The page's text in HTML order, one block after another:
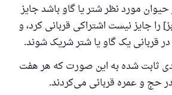
حیوان مورد نظر شتر یا گاو باشد جایز
را جایز نیست اشتراکی قربانی کرد، و
قربانی یک گاو یا شتر شریک شوند.
ثابت شده به این صورت که هر هفت
حج و عمره قربانی می‌کردند.